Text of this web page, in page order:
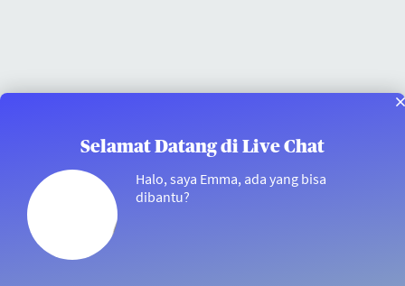
Selamat Datang di Live Chat
Halo, saya Emma, ada yang bisa
dibantu?